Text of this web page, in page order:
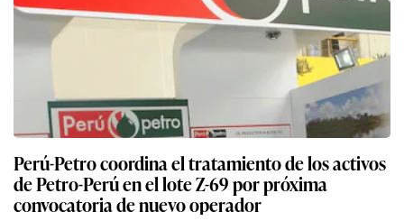
Perú-Petro coordina el tratamiento de los activos
de Petro-Perú en el lote Z-69 por próxima
convocatoria de nuevo operador